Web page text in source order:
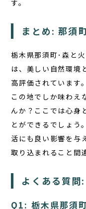
す。
まとめ: 那須
栃木県那須町･森と
は、美しい自然環境
高評価されています
この地でしか味わえ
んか？ここでは心身
とができるでしょう
活にも良い影響を与
取り込まれること間
よくある質問
Q1: 栃木県那須